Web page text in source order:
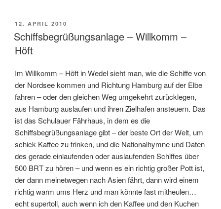
POSTED
ON
12. APRIL 2010
Schiffsbegrüßungsanlage – Willkomm –
Höft
Im Willkomm – Höft in Wedel sieht man, wie die Schiffe von
der Nordsee kommen und Richtung Hamburg auf der Elbe
fahren – oder den gleichen Weg umgekehrt zurücklegen,
aus Hamburg auslaufen und ihren Zielhafen ansteuern. Das
ist das Schulauer Fährhaus, in dem es die
Schiffsbegrüßungsanlage gibt – der beste Ort der Welt, um
schick Kaffee zu trinken, und die Nationalhymne und Daten
des gerade einlaufenden oder auslaufenden Schiffes über
500 BRT zu hören – und wenn es ein richtig großer Pott ist,
der dann meinetwegen nach Asien fährt, dann wird einem
richtig warm ums Herz und man könnte fast mitheulen…
echt supertoll, auch wenn ich den Kaffee und den Kuchen